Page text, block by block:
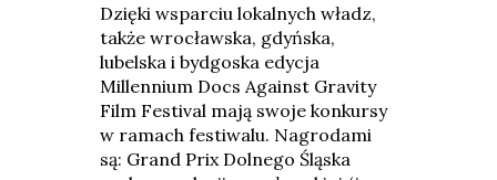
Dzięki wsparciu lokalnych władz,
także wrocławska, gdyńska,
lubelska i bydgoska edycja
Millennium Docs Against Gravity
Film Festival mają swoje konkursy
w ramach festiwalu. Nagrodami
są: Grand Prix Dolnego Śląska